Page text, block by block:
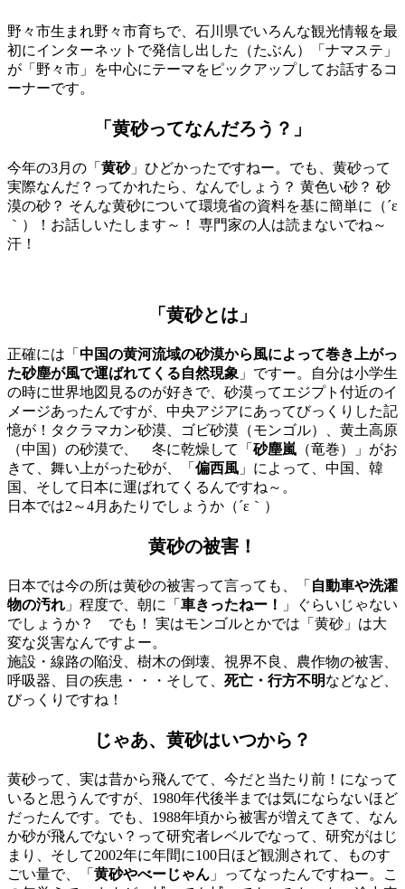
野々市生まれ野々市育ちで、石川県でいろんな観光情報を最
初にインターネットで発信し出した（たぶん）「ナマステ」
が「野々市」を中心にテーマをピックアップしてお話するコ
ーナーです。
「黄砂ってなんだろう？」
今年の3月の「 黄砂」ひどかったですねー。でも、黄砂って
実際なんだ？ってかれたら、なんでしょう？ 黄色い砂？ 砂
漠の砂？ そんな黄砂について環境省の資料を基に簡単に（´ε
｀）！お話しいたします～！ 専門家の人は読まないでね～
汗！
「黄砂とは」
正確には「 中国の黄河流域の砂漠から風によって巻き上がっ
た砂塵が風で運ばれてくる自然現象 」ですー。自分は小学生
の時に世界地図見るのが好きで、砂漠ってエジプト付近のイ
メージあったんですが、中央アジアにあってびっくりした記
憶が！タクラマカン砂漠、ゴビ砂漠（モンゴル）、黄土高原
（中国）の砂漠で、 冬に乾燥して「 砂塵嵐 （竜巻）」がお
きて、舞い上がった砂が、「 偏西風 」によって、中国、韓
国、そして日本に運ばれてくるんですね～。
日本では2～4月あたりでしょうか（´ε｀）
黄砂の被害！
日本では今の所は黄砂の被害って言っても、「 自動車や洗濯
物の汚れ 」程度で、朝に「 車きったねー！
」ぐらいじゃない
でしょうか？ でも！ 実はモンゴルとかでは「黄砂」は大
変な災害なんですよー。
施設・線路の陥没、樹木の倒壊、視界不良、農作物の被害、
呼吸器、目の疾患・・・そして、 死亡・行方不明などなど、
びっくりですね！
じゃあ、黄砂はいつから？
黄砂って、実は昔から飛んでて、今だと当たり前！になって
いると思うんですが、1980年代後半までは気にならないほど
だったんです。でも、1988年頃から被害が増えてきて、なん
か砂が飛んでない？って研究者レベルでなって、研究がはじ
まり、そして2002年に年間に100日ほど観測されて、ものす
ごい量で、「 黄砂やべーじゃん 」ってなったんですねー。こ